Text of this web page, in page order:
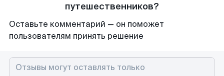
путешественников?
Оставьте комментарий — он поможет
пользователям принять решение